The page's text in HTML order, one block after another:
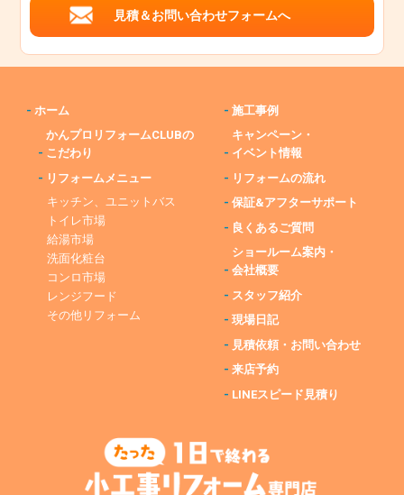
見積＆お問い合わせフォームへ
- ホーム
-
かんプロリフォームCLUBの
こだわり
- リフォームメニュー
キッチン、ユニットバス
トイレ市場
給湯市場
洗面化粧台
コンロ市場
レンジフード
その他リフォーム
-施工事例
-
キャンペーン・
イベント情報
- リフォームの流れ
-保証&アフターサポート
- 良くあるご質問
-
ショールーム案内・
会社概要
- スタッフ紹介
-現場日記
- 見積依頼・お問い合わせ
-来店予約
- LINEスピード見積り